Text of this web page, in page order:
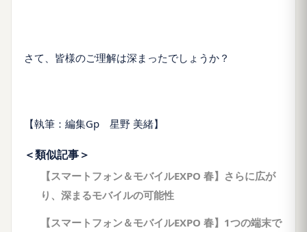
さて、皆様のご理解は深まったでしょうか？
【執筆：編集Gp 星野 美緒】
＜類似記事＞
【スマートフォン＆モバイルEXPO 春】さらに広が
り、深まるモバイルの可能性
【スマートフォン＆モバイルEXPO 春】1つの端末で